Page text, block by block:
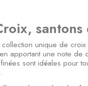
unique de croix
apportant une note de
sont idéales pour